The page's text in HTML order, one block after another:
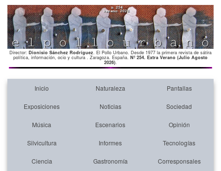
Director: Dionisio Sánchez Rodríguez. El Pollo Urbano. Desde 1977 la primera revista de sátira
política, información, ocio y cultura . Zaragoza. España. Nº 254. Extra Verano (Julio Agosto
2026).
Inicio Naturaleza Pantallas
Exposiciones Noticias Sociedad
Música Escenarios Opinión
Silvicultura Informes Tecnologías
Ciencia Gastronomía Corresponsales